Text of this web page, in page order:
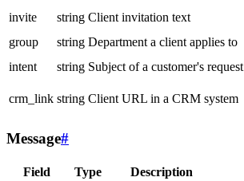
invite
string Client invitation text
group
string Department a client applies to
intent
string Subject of a customer's request
crm_link string Client URL in a CRM system
Message#
Field Type Description